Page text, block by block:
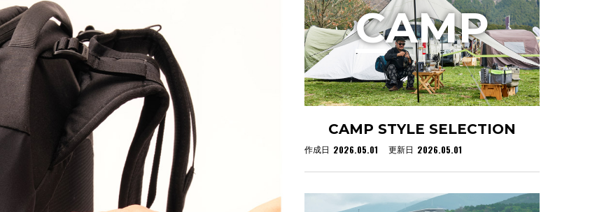
CAMP STYLE SELECTION
作成日 2026.05.01 更新日 2026.05.01
CAMP